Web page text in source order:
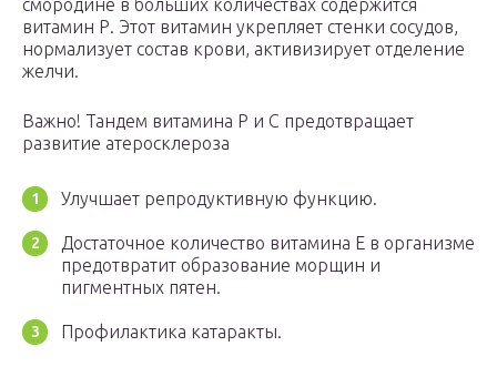
смородине в больших количествах содержится
витамин Р. Этот витамин укрепляет стенки сосудов,
нормализует состав крови, активизирует отделение
желчи.
Важно! Тандем витамина Р и С предотвращает
развитие атеросклероза
Улучшает репродуктивную функцию.
Достаточное количество витамина Е в организме
предотвратит образование морщин и
пигментных пятен.
Профилактика катаракты.